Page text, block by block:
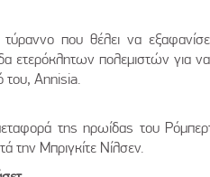
που θέλει να
ετερόκλητων πολεμιστών για
του, Annisia.
της ηρωίδας του
την Μπριγκίτε Νίλσεν.